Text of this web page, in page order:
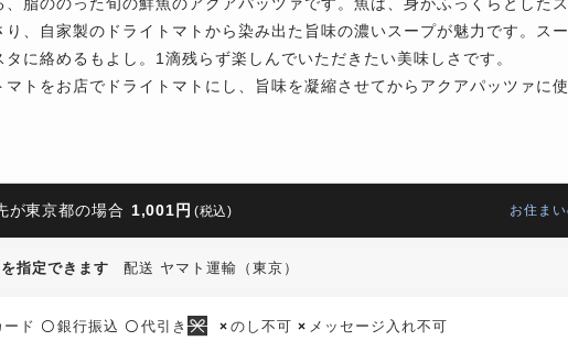
、自家製のドライトマトから染み出た旨味の濃いスープが魅力です。ス
タに絡めるもよし。1滴残らず楽しんでいただきたい美味しさです。
マトをお店でドライトマトにし、旨味を凝縮させてからアクアパッツァに
が東京都の場合 1,001円 (税込) お住ま
指定できます 配送 ヤマト運輸（東京）
ード 〇 銀行振込 〇 代引き × のし不可 × メッセージ入れ不可